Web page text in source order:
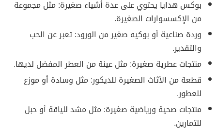
بوكس هدايا يحتوي على عدة أشياء صغيرة: مثل مجموعة
من الإكسسوارات الصغيرة.
وردة صناعية أو بوكيه صغير من الورود: تعبر عن الحب
والتقدير.
منتجات عطرية صغيرة: مثل عينة من العطر المفضل لديها.
قطعة من الأثاث الصغيرة للديكور: مثل وسادة أو موزع
للعطور.
منتجات صحية ورياضية صغيرة: مثل مشد للياقة أو حبل
للتمارين.